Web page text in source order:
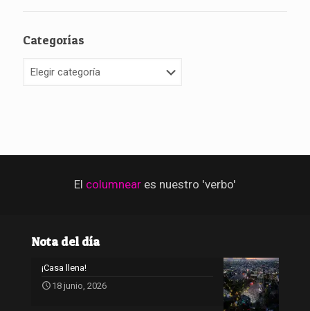
Categorías
El columnear es nuestro 'verbo'
Nota del día
¡Casa llena!
18 junio, 2026